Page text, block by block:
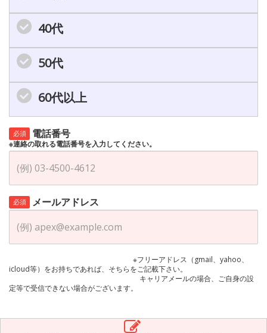
40代
50代
60代以上
必須 電話番号
※連絡の取れる電話番号を入力してください。
必須 メールアドレス
※フリーアドレス（gmail、yahoo、
icloud等）をお持ちであれば、そちらをご記載下さい。
キャリアメールの場合、ご自身の設
定等で受信できない場合がございます。